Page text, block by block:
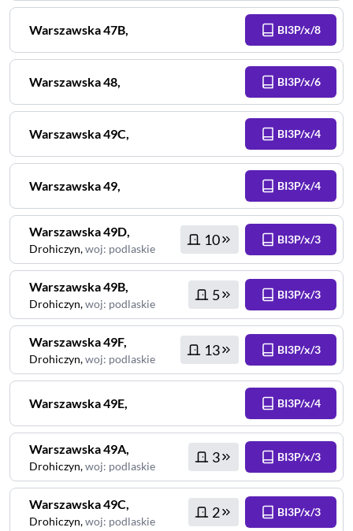
Warszawska47B, BI3P/x/8
Warszawska48, BI3P/x/6
Warszawska49C, BI3P/x/4
Warszawska49, BI3P/x/4
Warszawska49D,
Drohiczyn,woj: podlaskie
10 BI3P/x/3
Warszawska49B,
Drohiczyn,woj: podlaskie
5 BI3P/x/3
Warszawska49F,
Drohiczyn,woj: podlaskie
13 BI3P/x/3
Warszawska49E, BI3P/x/4
Warszawska49A,
Drohiczyn,woj: podlaskie
3 BI3P/x/3
Warszawska49C,
Drohiczyn,woj: podlaskie
2 BI3P/x/3